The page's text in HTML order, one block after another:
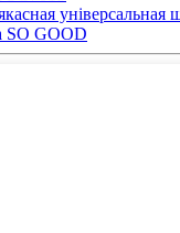
універсальная
SO GOOD